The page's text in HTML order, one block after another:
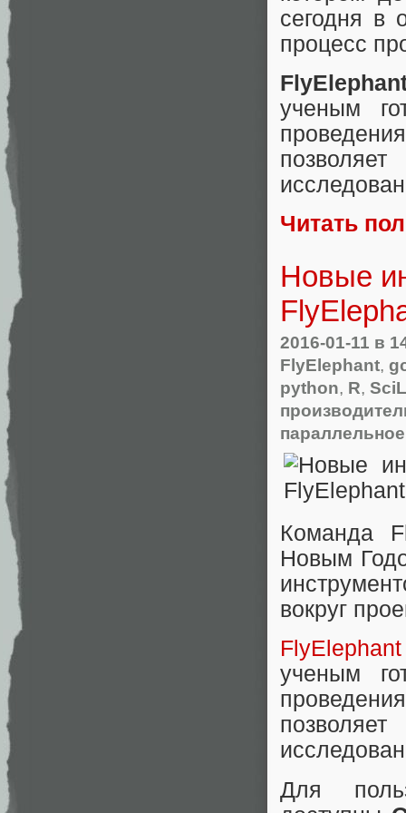
сегодня в
процесс
ученым
Читать
Новые
2016-01-11 в
FlyElephant,
python, R,
Команда
Новым
вокруг
FlyElephant
ученым
Для